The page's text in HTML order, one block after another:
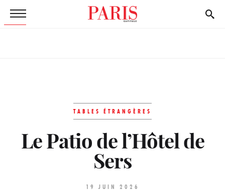
TABLES ÉTRANGÈRES
Le Patio de l’Hôtel de
Sers
19 JUIN 2026